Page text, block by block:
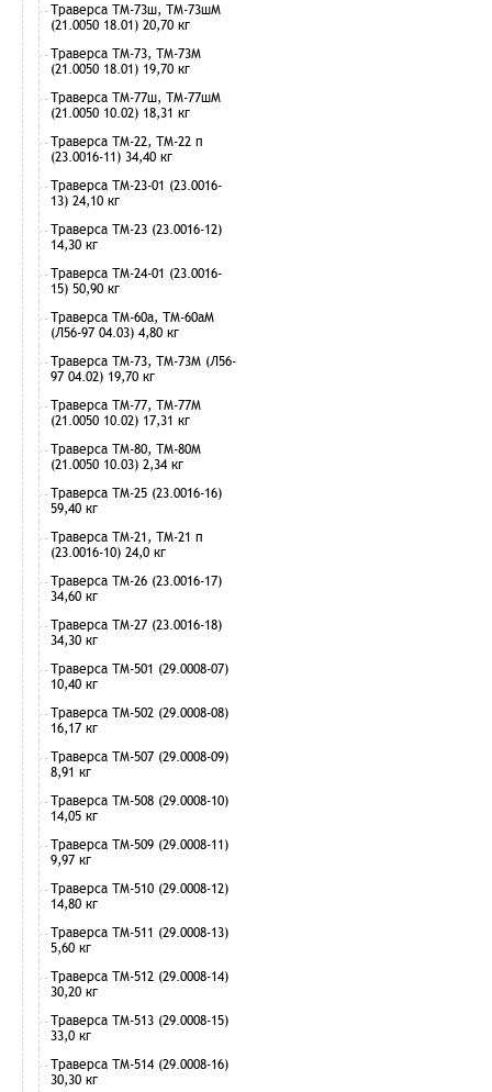
Траверса ТМ-73ш, ТМ-73шМ
(21.0050 18.01) 20,70 кг
Траверса ТМ-73, ТМ-73М
(21.0050 18.01) 19,70 кг
Траверса ТМ-77ш, ТМ-77шМ
(21.0050 10.02) 18,31 кг
Траверса ТМ-22, ТМ-22 п
(23.0016-11) 34,40 кг
Траверса ТМ-23-01 (23.0016-
13) 24,10 кг
Траверса ТМ-23 (23.0016-12)
14,30 кг
Траверса ТМ-24-01 (23.0016-
15) 50,90 кг
Траверса ТМ-60а, ТМ-60аМ
(Л56-97 04.03) 4,80 кг
Траверса ТМ-73, ТМ-73М (Л56-
97 04.02) 19,70 кг
Траверса ТМ-77, ТМ-77М
(21.0050 10.02) 17,31 кг
Траверса ТМ-80, ТМ-80М
(21.0050 10.03) 2,34 кг
Траверса ТМ-25 (23.0016-16)
59,40 кг
Траверса ТМ-21, ТМ-21 п
(23.0016-10) 24,0 кг
Траверса ТМ-26 (23.0016-17)
34,60 кг
Траверса ТМ-27 (23.0016-18)
34,30 кг
Траверса ТМ-501 (29.0008-07)
10,40 кг
Траверса ТМ-502 (29.0008-08)
16,17 кг
Траверса ТМ-507 (29.0008-09)
8,91 кг
Траверса ТМ-508 (29.0008-10)
14,05 кг
Траверса ТМ-509 (29.0008-11)
9,97 кг
Траверса ТМ-510 (29.0008-12)
14,80 кг
Траверса ТМ-511 (29.0008-13)
5,60 кг
Траверса ТМ-512 (29.0008-14)
30,20 кг
Траверса ТМ-513 (29.0008-15)
33,0 кг
Траверса ТМ-514 (29.0008-16)
30,30 кг